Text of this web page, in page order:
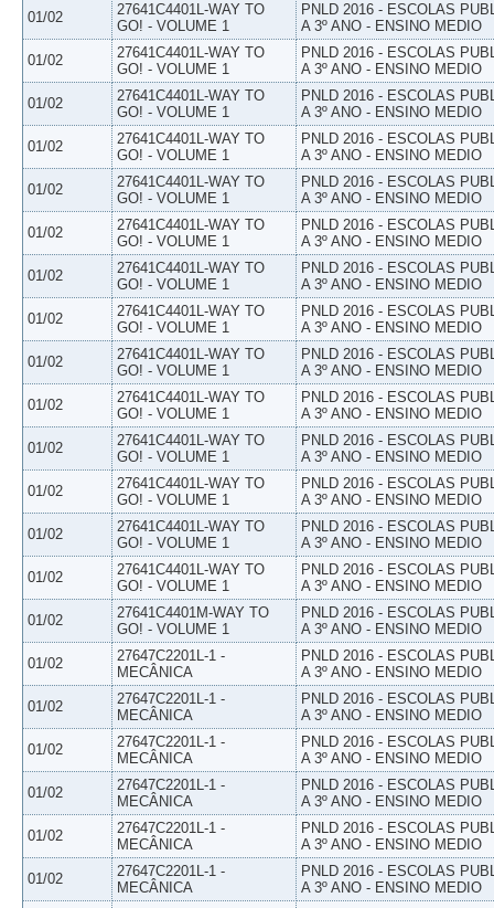
01/02
27641C4401L-WAY TO
GO! - VOLUME 1
PNLD 2016 - ESCOLAS
A 3º ANO - ENSINO MEDIO
01/02
27641C4401L-WAY TO
GO! - VOLUME 1
PNLD 2016 - ESCOLAS
A 3º ANO - ENSINO MEDIO
01/02
27641C4401L-WAY TO
GO! - VOLUME 1
PNLD 2016 - ESCOLAS
A 3º ANO - ENSINO MEDIO
01/02
27641C4401L-WAY TO
GO! - VOLUME 1
PNLD 2016 - ESCOLAS
A 3º ANO - ENSINO MEDIO
01/02
27641C4401L-WAY TO
GO! - VOLUME 1
PNLD 2016 - ESCOLAS
A 3º ANO - ENSINO MEDIO
01/02
27641C4401L-WAY TO
GO! - VOLUME 1
PNLD 2016 - ESCOLAS
A 3º ANO - ENSINO MEDIO
01/02
27641C4401L-WAY TO
GO! - VOLUME 1
PNLD 2016 - ESCOLAS
A 3º ANO - ENSINO MEDIO
01/02
27641C4401L-WAY TO
GO! - VOLUME 1
PNLD 2016 - ESCOLAS
A 3º ANO - ENSINO MEDIO
01/02
27641C4401L-WAY TO
GO! - VOLUME 1
PNLD 2016 - ESCOLAS
A 3º ANO - ENSINO MEDIO
01/02
27641C4401L-WAY TO
GO! - VOLUME 1
PNLD 2016 - ESCOLAS
A 3º ANO - ENSINO MEDIO
01/02
27641C4401L-WAY TO
GO! - VOLUME 1
PNLD 2016 - ESCOLAS
A 3º ANO - ENSINO MEDIO
01/02
27641C4401L-WAY TO
GO! - VOLUME 1
PNLD 2016 - ESCOLAS
A 3º ANO - ENSINO MEDIO
01/02
27641C4401L-WAY TO
GO! - VOLUME 1
PNLD 2016 - ESCOLAS
A 3º ANO - ENSINO MEDIO
01/02
27641C4401L-WAY TO
GO! - VOLUME 1
PNLD 2016 - ESCOLAS
A 3º ANO - ENSINO MEDIO
01/02
27641C4401M-WAY TO
GO! - VOLUME 1
PNLD 2016 - ESCOLAS
A 3º ANO - ENSINO MEDIO
01/02
27647C2201L-1 -
MECÂNICA
PNLD 2016 - ESCOLAS
A 3º ANO - ENSINO MEDIO
01/02
27647C2201L-1 -
MECÂNICA
PNLD 2016 - ESCOLAS
A 3º ANO - ENSINO MEDIO
01/02
27647C2201L-1 -
MECÂNICA
PNLD 2016 - ESCOLAS
A 3º ANO - ENSINO MEDIO
01/02
27647C2201L-1 -
MECÂNICA
PNLD 2016 - ESCOLAS
A 3º ANO - ENSINO MEDIO
01/02
27647C2201L-1 -
MECÂNICA
PNLD 2016 - ESCOLAS
A 3º ANO - ENSINO MEDIO
01/02
27647C2201L-1 -
MECÂNICA
PNLD 2016 - ESCOLAS
A 3º ANO - ENSINO MEDIO